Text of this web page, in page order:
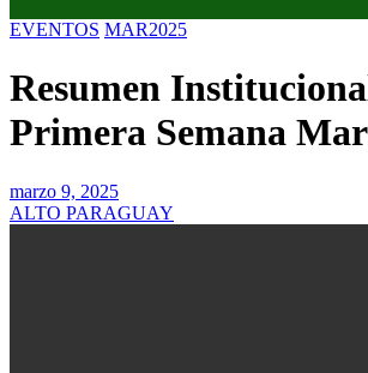
EVENTOS MAR2025
Resumen
Primera Semana
marzo 9, 2025
ALTO PARAGUAY